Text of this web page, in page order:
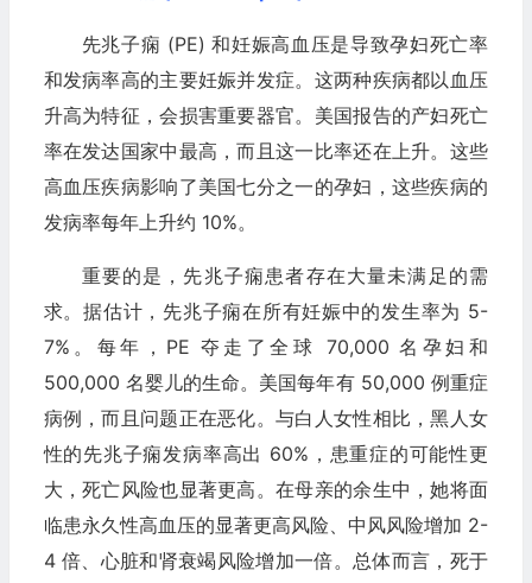
先兆子痫 (PE) 和妊娠高血压是导致孕妇死亡率
和发病率高的主要妊娠并发症。这两种疾病都以血压
升高为特征，会损害重要器官。美国报告的产妇死亡
率在发达国家中最高，而且这一比率还在上升。这些
高血压疾病影响了美国七分之一的孕妇，这些疾病的
发病率每年上升约 10%。
重要的是，先兆子痫患者存在大量未满足的需
求。据估计，先兆子痫在所有妊娠中的发生率为 5-
7%。每年，PE 夺走了全球 70,000 名孕妇和
500,000 名婴儿的生命。美国每年有 50,000 例重症
病例，而且问题正在恶化。与白人女性相比，黑人女
性的先兆子痫发病率高出 60%，患重症的可能性更
大，死亡风险也显著更高。在母亲的余生中，她将面
临患永久性高血压的显著更高风险、中风风险增加 2-
4 倍、心脏和肾衰竭风险增加一倍。总体而言，死于